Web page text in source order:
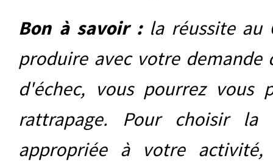
Bon à savoir :la réussite au
produire avec votre demande
d'échec, vous pourrez vous
rattrapage. Pour choisir la
appropriée à votre activité,